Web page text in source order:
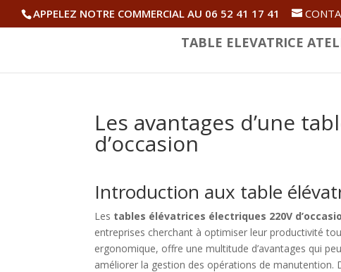
APPELEZ NOTRE COMMERCIAL AU 06 52 41 17 41
TABLE ELEVATRICE
Les avantages d’une
d’occasion
Introduction aux table
Les tables élévatrices électriques 220V
entreprises cherchant à optimiser leur productivité
ergonomique, offre une multitude d’avantages qui
améliorer la gestion des opérations de manutention.